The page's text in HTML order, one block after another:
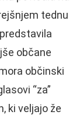
tednu
občane
občinski
“za”
ki veljajo že